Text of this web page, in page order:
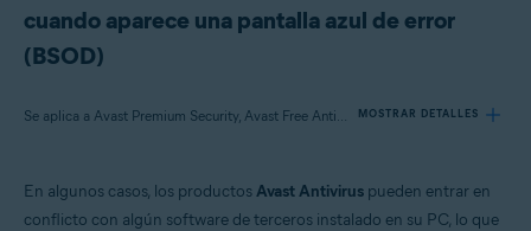
cuando aparece una pantalla azul de error
(BSOD)
Se aplica a Avast Premium Security, Avast Free Antivirus MOSTRAR DETALLES
Productos:
En algunos casos, los productosAvast Antivirus pueden entrar en
conflicto con algún software de terceros instalado en su PC, lo que